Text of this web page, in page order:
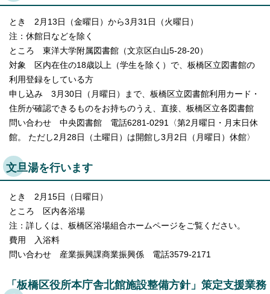
とき 2月13日（金曜日）から3月31日（火曜日）
注：休館日などを除く
ところ 東洋大学附属図書館（文京区白山5-28-20）
対象 区内在住の18歳以上（学生を除く）で、板橋区立図書館の
利用登録をしている方
申し込み 3月30日（月曜日）まで、板橋区立図書館利用カード・
住所が確認できるものをお持ちのうえ、直接、板橋区立各図書館
問い合わせ 中央図書館 電話6281-0291〈第2月曜日・月末日休
館。 ただし2月28日（土曜日）は開館し3月2日（月曜日）休館〉
文旦湯を行います
とき 2月15日（日曜日）
ところ 区内各浴場
注：詳しくは、板橋区浴場組合ホームページをご覧ください。
費用 入浴料
問い合わせ 産業振興課商業振興係 電話3579-2171
「板橋区役所本庁舎北館施設整備方針」策定支援業務